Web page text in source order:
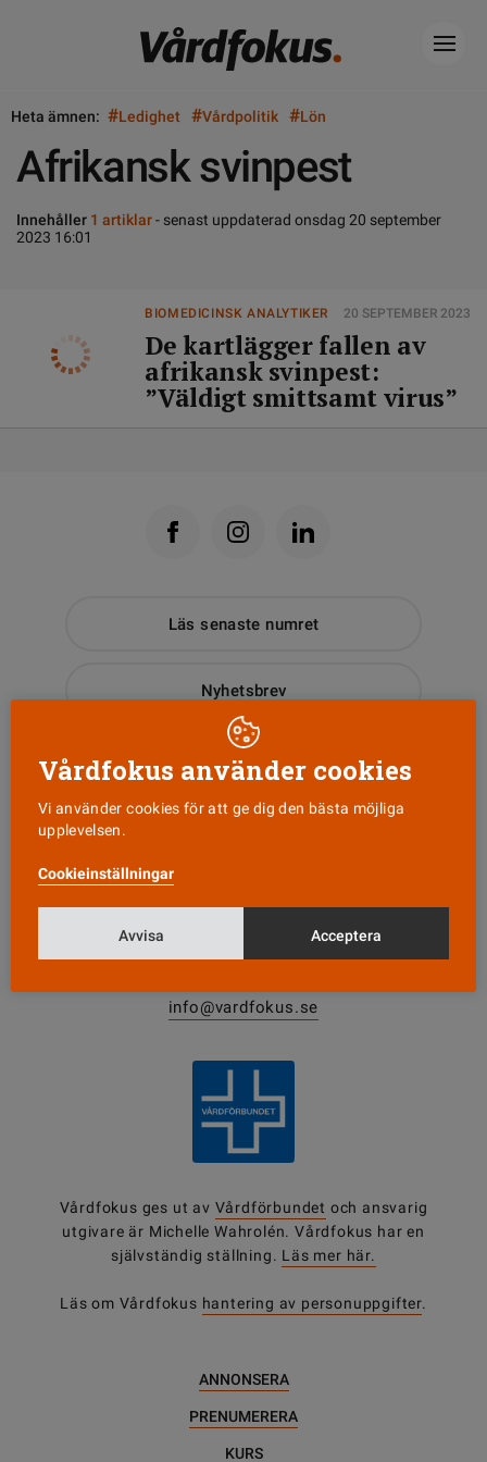
Heta ämnen: #Ledighet #Vårdpolitik #Lön
Afrikansk svinpest
Innehåller 1 artiklar- senast uppdaterad onsdag 20 september
2023 16:01
BIOMEDICINSK ANALYTIKER 20 SEPTEMBER 2023
De kartlägger fallen av
afrikansk svinpest:
”Väldigt smittsamt virus”
Läs senaste numret
Nyhetsbrev
Tipsa oss!
Box 3207
103 64 Stockholm
info@vardfokus.se
Vårdfokus ges ut av Vårdförbundet och ansvarig
utgivare är Michelle Wahrolén. Vårdfokus har en
självständig ställning. Läs mer här.
Läs om Vårdfokus hantering av personuppgifter.
ANNONSERA
PRENUMERERA
KURS
Vårdfokus använder cookies
Vi använder cookies för att ge dig den bästa möjliga
upplevelsen.
Cookieinställningar
Avvisa Acceptera